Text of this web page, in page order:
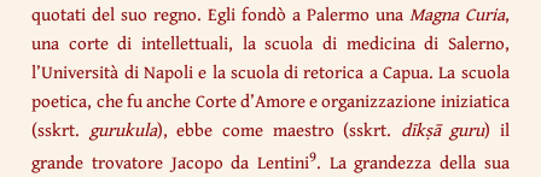
quotati del suo regno. Egli fondò a Palermo una Magna Curia,
una corte di intellettuali, la scuola di medicina di Salerno,
l’Università di Napoli e la scuola di retorica a Capua. La scuola
poetica, che fu anche Corte d’Amore e organizzazione iniziatica
(sskrt. gurukula), ebbe come maestro (sskrt. dīkṣā guru) il
grande trovatore Jacopo da Lentini9. La grandezza della sua